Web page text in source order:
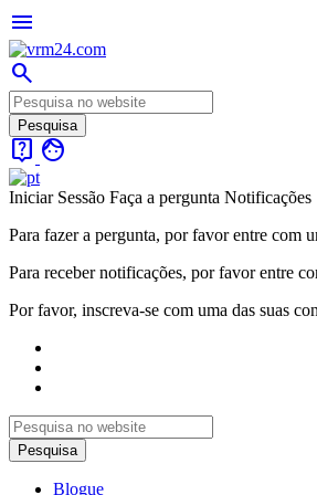
menu
search
live_help face
Iniciar Sessão Faça a pergunta Notificações
Para fazer a pergunta, por favor entre com
Para receber notificações, por favor entre
Por favor, inscreva-se com uma das suas
Blogue